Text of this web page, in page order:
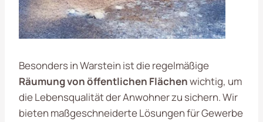
Besonders in Warstein ist die regelmäßige
Räumung von öffentlichen Flächenwichtig, um
die Lebensqualität der Anwohner zu sichern. Wir
bieten maßgeschneiderte Lösungen für Gewerbe